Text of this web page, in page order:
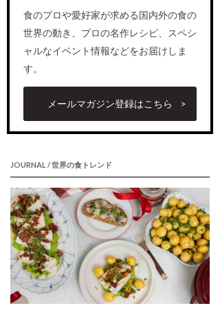
食のプロや愛好家が求める国内外の食の
世界の動き、プロの名作レシピ、スペシ
ャルなイベント情報などをお届けしま
す。
メールマガジン登録はこちら
JOURNAL / 世界の食トレンド